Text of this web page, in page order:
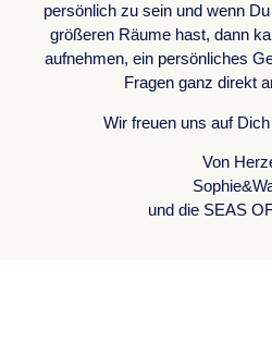
persönlich zu sein und wenn
größeren Räume hast, dann
aufnehmen, ein persönliches
Fragen ganz direkt
Wir freuen uns auf
Von
und die SEAS